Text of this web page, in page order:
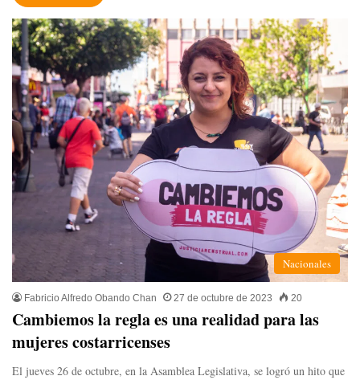
Nacionales
Fabricio Alfredo Obando Chan 27 de octubre de 2023 20
Cambiemos la regla es una realidad para las
mujeres costarricenses
El jueves 26 de octubre, en la Asamblea Legislativa, se logró un hito que